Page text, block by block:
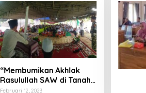
“Membumikan Akhlak
Rasulullah SAW di Tanah
Nusantara”
Februari 12, 2023